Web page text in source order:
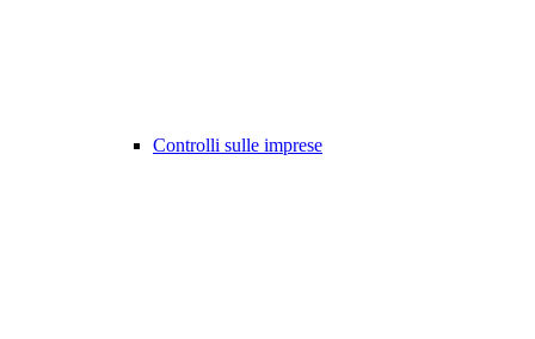
Controlli sulle imprese